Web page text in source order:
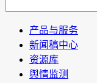
产品与服务
新闻稿中心
资源库
舆情监测